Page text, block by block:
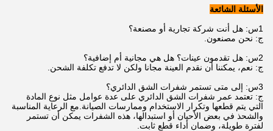
الأسئلة الشائعة
1س: هل أنت شركة تجارية أو مصنعة؟
ج: نحن مصنعون.
2س: هل تقدمون عينات؟ هل هي مجانية أم إضافية؟
ج: نعم، يمكننا أن نقدم العينة مجانا ولكن لا تدفع تكلفة الشحن.
3س: إلى متى تستمر شفرات الشق الدائري؟
ج: تعتمد عمر شفرات الشق الدائري على عدة عوامل مثل نوع المادة
التي يتم قطعها وتكرار الاستخدام وممارسات الصيانة.مع الرعاية المناسبة
والشحذ في بعض الأحيان أو استبدالها، هذه الشفرات يمكن أن تستمر
لفترة طويلة، وضمان أداء قطع ثابت.